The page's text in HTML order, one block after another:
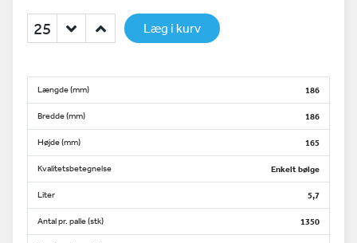
Læg i kurv
Længde (mm) 186
Bredde (mm) 186
Højde (mm) 165
Kvalitetsbetegnelse Enkelt bølge
Liter 5,7
Antal pr. palle (stk) 1350